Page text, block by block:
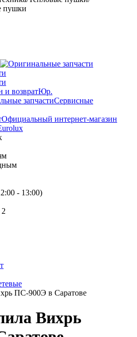
пушки
и возвратЮр.
запчастиСервисные
Официальный интернет-магазин
- 13:00)
ПС-900Э в Саратове
Вихрь